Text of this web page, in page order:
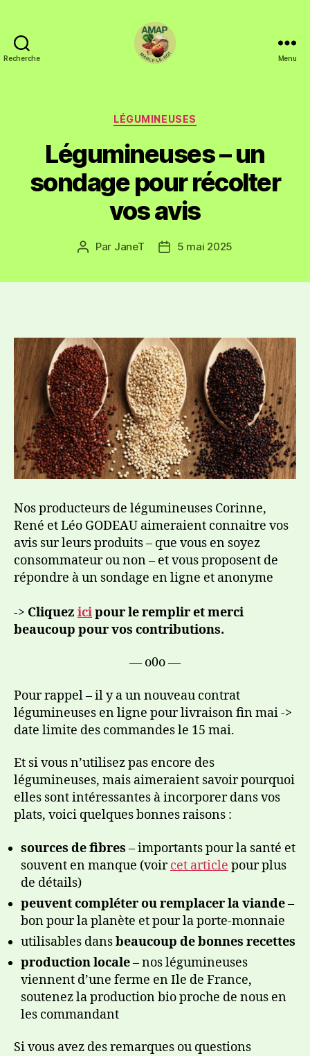
Recherche Menu
LÉGUMINEUSES
Légumineuses – un
sondage pour récolter
vos avis
Par JaneT 5 mai 2025
Nos producteurs de légumineuses Corinne,
René et Léo GODEAU aimeraient connaitre vos
avis sur leurs produits – que vous en soyez
consommateur ou non – et vous proposent de
répondre à un sondage en ligne et anonyme
-> Cliquez icipour le remplir et merci
beaucoup pour vos contributions.
— o0o —
Pour rappel – il y a un nouveau contrat
légumineuses en ligne pour livraison fin mai ->
date limite des commandes le 15 mai.
Et si vous n’utilisez pas encore des
légumineuses, mais aimeraient savoir pourquoi
elles sont intéressantes à incorporer dans vos
plats, voici quelques bonnes raisons :
sources de fibres – importants pour la santé et
souvent en manque (voircet article pour plus
de détails)
peuvent compléter ou remplacer la viande–
bon pour la planète et pour la porte-monnaie
utilisables dansbeaucoup de bonnes recettes
production locale– nos légumineuses
viennent d’une ferme en Ile de France,
soutenez la production bio proche de nous en
les commandant
Si vous avez des remarques ou questions